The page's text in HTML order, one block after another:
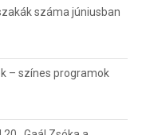
száma júniusban
– színes programok